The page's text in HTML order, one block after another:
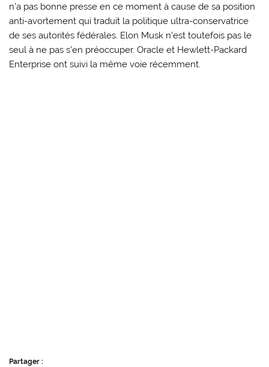
n’a pas bonne presse en ce moment à cause de sa position
anti-avortement qui traduit la politique ultra-conservatrice
de ses autorités fédérales. Elon Musk n’est toutefois pas le
seul à ne pas s’en préoccuper. Oracle et Hewlett-Packard
Enterprise ont suivi la même voie récemment.
Partager :